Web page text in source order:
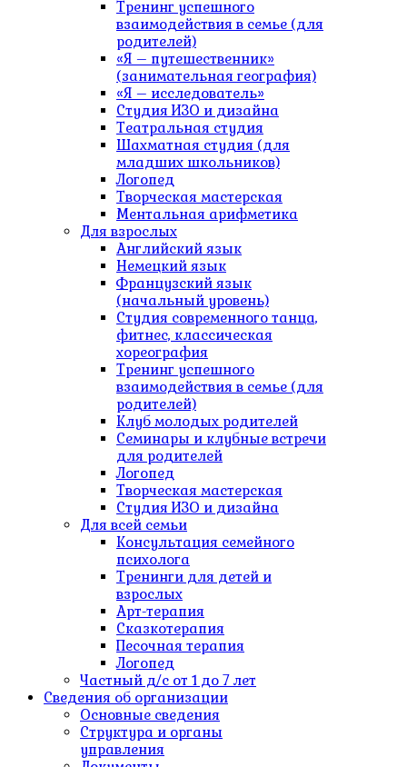
Тренинг успешного
взаимодействия в семье (для
родителей)
«Я – путешественник»
(занимательная география)
«Я – исследователь»
Студия ИЗО и дизайна
Театральная студия
Шахматная студия (для
младших школьников)
Логопед
Творческая мастерская
Ментальная арифметика
Для взрослых
Английский язык
Немецкий язык
Французский язык
(начальный уровень)
Студия современного танца,
фитнес, классическая
хореография
Тренинг успешного
взаимодействия в семье (для
родителей)
Клуб молодых родителей
Семинары и клубные встречи
для родителей
Логопед
Творческая мастерская
Студия ИЗО и дизайна
Для всей семьи
Консультация семейного
психолога
Тренинги для детей и
взрослых
Арт-терапия
Сказкотерапия
Песочная терапия
Логопед
Частный д/c от 1 до 7 лет
Сведения об организации
Основные сведения
Структура и органы
управления